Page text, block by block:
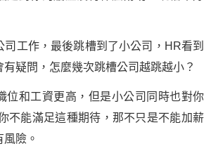
司工作，最後跳槽到了小公司，HR看到
疑問，怎麼幾次跳槽公司越跳越小？
位和工資更高，但是小公司同時也對你
不能滿足這種期待，那不只是不能加薪
險。